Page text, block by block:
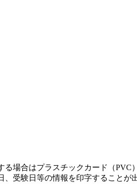
場合はプラスチックカード（
受験日等の情報を印字することが